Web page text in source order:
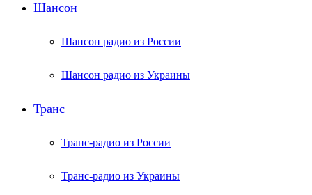
Шансон
Шансон радио из России
Шансон радио из Украины
Транс
Транс-радио из России
Транс-радио из Украины